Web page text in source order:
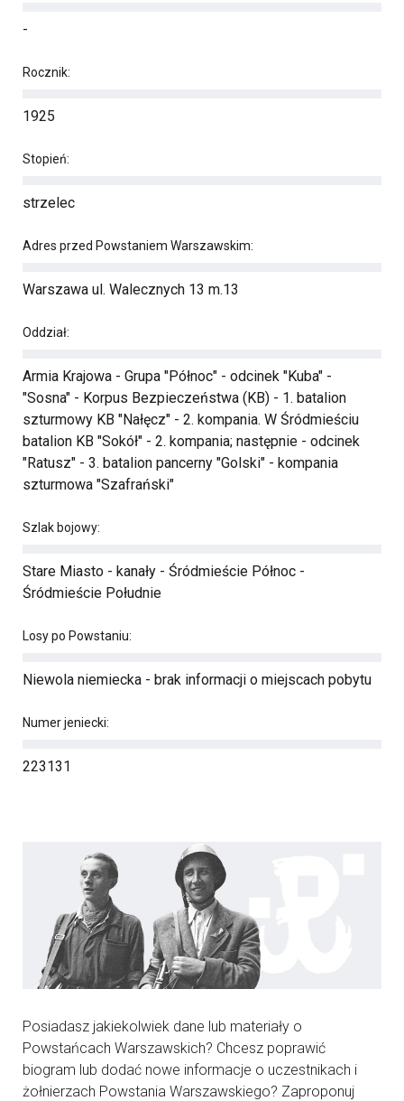
-
Rocznik:
1925
Stopień:
strzelec
Adres przed Powstaniem Warszawskim:
Warszawa ul. Walecznych 13 m.13
Oddział:
Armia Krajowa - Grupa "Północ" - odcinek "Kuba" -
"Sosna" - Korpus Bezpieczeństwa (KB) - 1. batalion
szturmowy KB "Nałęcz" - 2. kompania. W Śródmieściu
batalion KB "Sokół" - 2. kompania; następnie - odcinek
"Ratusz" - 3. batalion pancerny "Golski" - kompania
szturmowa "Szafrański"
Szlak bojowy:
Stare Miasto - kanały - Śródmieście Północ -
Śródmieście Południe
Losy po Powstaniu:
Niewola niemiecka - brak informacji o miejscach pobytu
Numer jeniecki:
223131
Posiadasz jakiekolwiek dane lub materiały o
Powstańcach Warszawskich? Chcesz poprawić
biogram lub dodać nowe informacje o uczestnikach i
żołnierzach Powstania Warszawskiego? Zaproponuj